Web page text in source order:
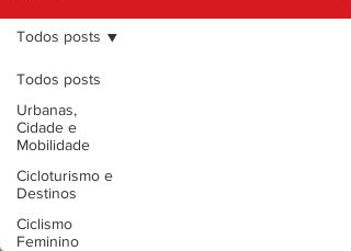
Todos posts
Urbanas,
Cidade e
Mobilidade
Cicloturismo e
Destinos
Ciclismo
Feminino
Todos posts